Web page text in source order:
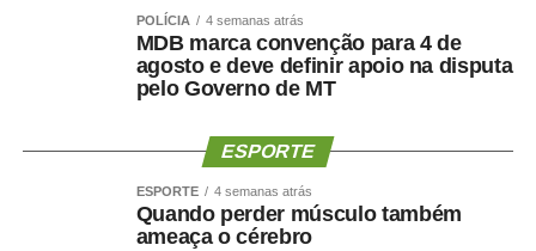
Em meio a este e outros programas de renegociação de
federal, o Ministério da Fazenda alertou para golpes que
usam anúncios falsos, mensagens e links enviados pela
internet para atrair pessoas interessadas.
POLÍCIA 4 semanas atrás
MDB marca convenção para 4 de
agosto e deve definir apoio na disputa
pelo Governo de MT
ESPORTE
ESPORTE 4 semanas atrás
Quando perder músculo também
ameaça o cérebro